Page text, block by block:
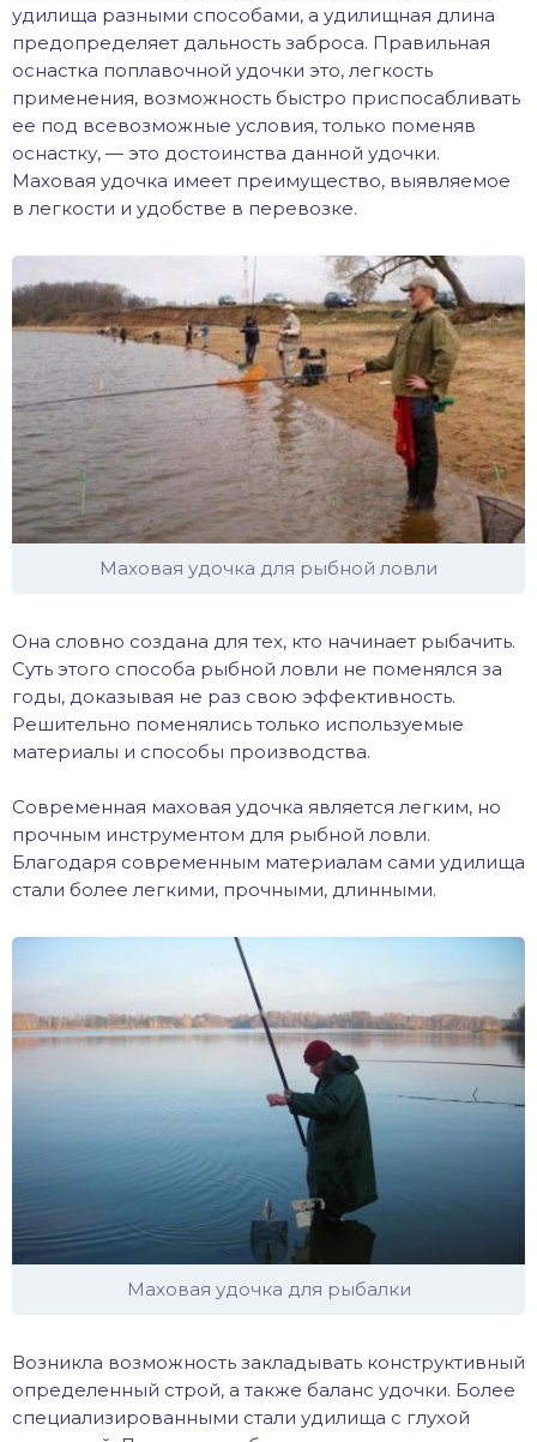
удилища разными способами, а удилищная длина
предопределяет дальность заброса. Правильная
оснастка поплавочной удочки это, легкость
применения, возможность быстро приспосабливать
ее под всевозможные условия, только поменяв
оснастку, — это достоинства данной удочки.
Маховая удочка имеет преимущество, выявляемое
в легкости и удобстве в перевозке.
Маховая удочка для рыбной ловли
Она словно создана для тех, кто начинает рыбачить.
Суть этого способа рыбной ловли не поменялся за
годы, доказывая не раз свою эффективность.
Решительно поменялись только используемые
материалы и способы производства.
Современная маховая удочка является легким, но
прочным инструментом для рыбной ловли.
Благодаря современным материалам сами удилища
стали более легкими, прочными, длинными.
Маховая удочка для рыбалки
Возникла возможность закладывать конструктивный
определенный строй, а также баланс удочки. Более
специализированными стали удилища с глухой